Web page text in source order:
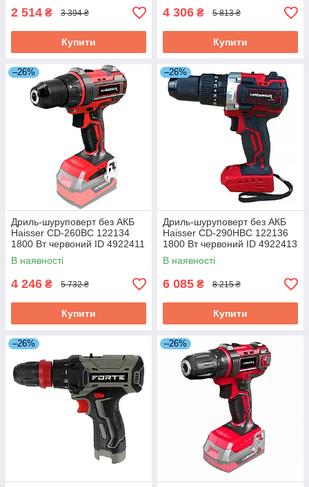
2 514 ₴ 3 394 ₴
Купити
4 306 ₴ 5 813 ₴
Купити
–26%
Дриль-шуруповерт без АКБ
Haisser СD-260BС 122134
1800 Вт червоний ID 4922411
В наявності
4 246 ₴ 5 732 ₴
Купити
–26%
Дриль-шуруповерт без АКБ
Haisser СD-290HBС 122136
1800 Вт червоний ID 4922413
В наявності
6 085 ₴ 8 215 ₴
Купити
–26% –26%